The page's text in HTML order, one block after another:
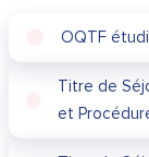
OQTF
Titre de
et